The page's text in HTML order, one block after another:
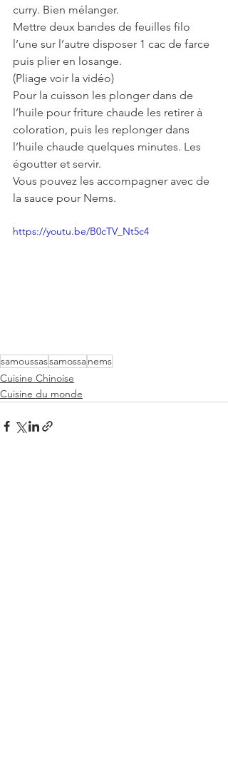
curry. Bien mélanger.
Mettre deux bandes de feuilles filo
l’une sur l’autre disposer 1 cac de farce
puis plier en losange.
(Pliage voir la vidéo)
Pour la cuisson les plonger dans de
l’huile pour friture chaude les retirer à
coloration, puis les replonger dans
l’huile chaude quelques minutes. Les
égoutter et servir.
Vous pouvez les accompagner avec de
la sauce pour Nems.
https://youtu.be/B0cTV_Nt5c4
samoussassamossanems
Cuisine Chinoise
Cuisine du monde